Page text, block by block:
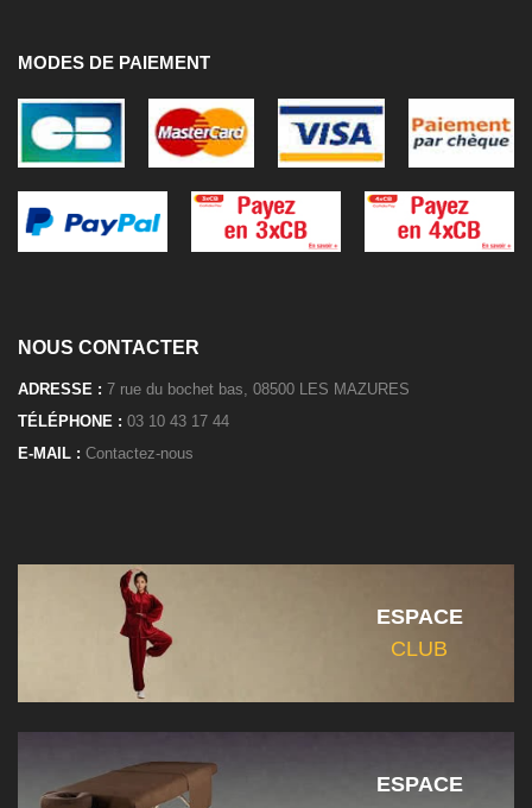
MODES DE PAIEMENT
NOUS CONTACTER
ADRESSE : 7 rue du bochet bas, 08500 LES MAZURES
TÉLÉPHONE : 03 10 43 17 44
E-MAIL : Contactez-nous
ESPACE
CLUB
ESPACE